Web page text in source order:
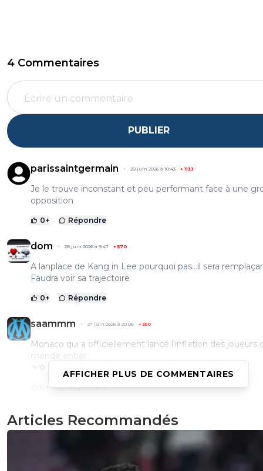
4 Commentaires
PUBLIER
parissaintgermain 28 juin 2026 à 10:43 +1133
Je le trouve inconstant et peu performant face à une
opposition
0+ Répondre
dom 28 juin 2026 à 9:47 + 570
A lanplace de Kang in Lee pourquoi pas...il sera
Faudra voir sa trajectoire
0+ Répondre
saammm 27 juin 2026 à 20:06 + 550
Monaco qui a officiellement lancé l'inflation des joueurs
monde entier
Répondre
valdo
Non merci... mais alors vraiment pas !!!!
Répondre
AFFICHER PLUS DE COMMENTAIRES
Articles Recommandés